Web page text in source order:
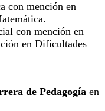
con mención en
con mención en
en Dificultades
de Pedagogía en